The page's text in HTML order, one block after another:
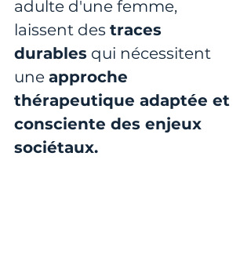
adulte d'une femme,
laissent des traces
durables qui nécessitent
une approche
thérapeutique adaptée et
consciente des enjeux
sociétaux.